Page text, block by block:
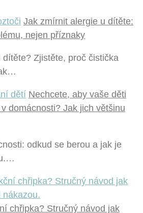
Jak zmírnit alergie u dítěte:
nejen příznaky
Zjistěte, proč čistička
Nechcete, aby vaše děti
domácnosti? Jak jich většinu
odkud se berou a jak je
chřipka? Stručný návod jak